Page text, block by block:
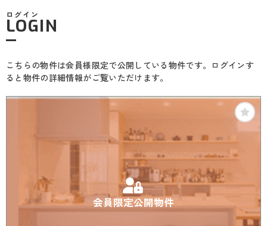
ログイン
LOGIN
こちらの物件は会員様限定で公開している物件です。ログインす
ると物件の詳細情報がご覧いただけます。
会員限定公開物件